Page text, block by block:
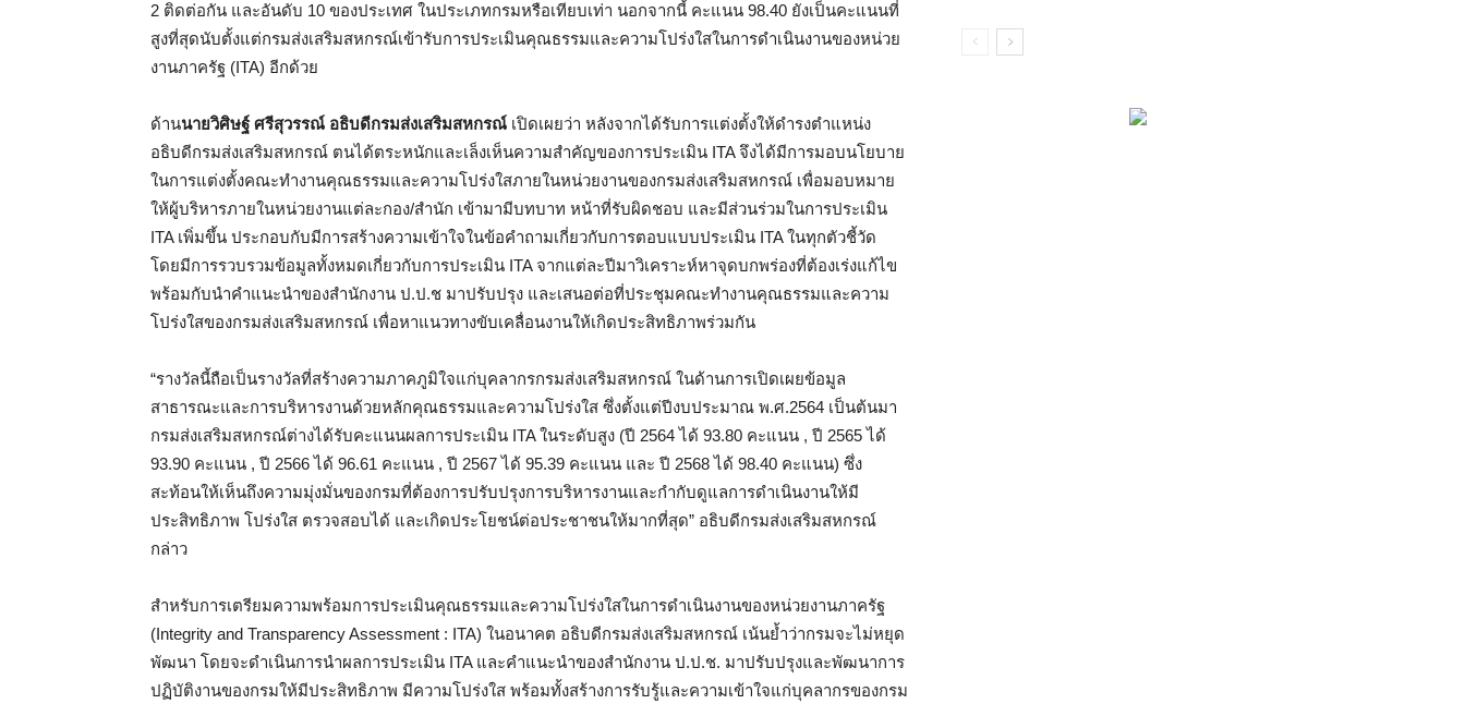
2 ติดต่อกัน และอันดับ 10 ของประเทศ ในประเภทกรมหรือเทียบเท่า นอกจากนี้ คะแนน 98.40 ยังเป็นคะแนนที่
สูงที่สุดนับตั้งแต่กรมส่งเสริมสหกรณ์เข้ารับการประเมินคุณธรรมและความโปร่งใสในการดำเนินงานของหน่วย
งานภาครัฐ (ITA) อีกด้วย
ด้านนายวิศิษฐ์ ศรีสุวรรณ์ อธิบดีกรมส่งเสริมสหกรณ์ เปิดเผยว่า หลังจากได้รับการแต่งตั้งให้ดำรงตำแหน่ง
อธิบดีกรมส่งเสริมสหกรณ์ ตนได้ตระหนักและเล็งเห็นความสำคัญของการประเมิน ITA จึงได้มีการมอบนโยบาย
ในการแต่งตั้งคณะทำงานคุณธรรมและความโปร่งใสภายในหน่วยงานของกรมส่งเสริมสหกรณ์ เพื่อมอบหมาย
ให้ผู้บริหารภายในหน่วยงานแต่ละกอง/สำนัก เข้ามามีบทบาท หน้าที่รับผิดชอบ และมีส่วนร่วมในการประเมิน
ITA เพิ่มขึ้น ประกอบกับมีการสร้างความเข้าใจในข้อคำถามเกี่ยวกับการตอบแบบประเมิน ITA ในทุกตัวชี้วัด
โดยมีการรวบรวมข้อมูลทั้งหมดเกี่ยวกับการประเมิน ITA จากแต่ละปีมาวิเคราะห์หาจุดบกพร่องที่ต้องเร่งแก้ไข
พร้อมกับนำคำแนะนำของสำนักงาน ป.ป.ช มาปรับปรุง และเสนอต่อที่ประชุมคณะทำงานคุณธรรมและความ
โปร่งใสของกรมส่งเสริมสหกรณ์ เพื่อหาแนวทางขับเคลื่อนงานให้เกิดประสิทธิภาพร่วมกัน
“รางวัลนี้ถือเป็นรางวัลที่สร้างความภาคภูมิใจแก่บุคลากรกรมส่งเสริมสหกรณ์ ในด้านการเปิดเผยข้อมูล
สาธารณะและการบริหารงานด้วยหลักคุณธรรมและความโปร่งใส ซึ่งตั้งแต่ปีงบประมาณ พ.ศ.2564 เป็นต้นมา
กรมส่งเสริมสหกรณ์ต่างได้รับคะแนนผลการประเมิน ITA ในระดับสูง (ปี 2564 ได้ 93.80 คะแนน , ปี 2565 ได้
93.90 คะแนน , ปี 2566 ได้ 96.61 คะแนน , ปี 2567 ได้ 95.39 คะแนน และ ปี 2568 ได้ 98.40 คะแนน) ซึ่ง
สะท้อนให้เห็นถึงความมุ่งมั่นของกรมที่ต้องการปรับปรุงการบริหารงานและกำกับดูแลการดำเนินงานให้มี
ประสิทธิภาพ โปร่งใส ตรวจสอบได้ และเกิดประโยชน์ต่อประชาชนให้มากที่สุด” อธิบดีกรมส่งเสริมสหกรณ์
กล่าว
สำหรับการเตรียมความพร้อมการประเมินคุณธรรมและความโปร่งใสในการดำเนินงานของหน่วยงานภาครัฐ
(Integrity and Transparency Assessment : ITA) ในอนาคต อธิบดีกรมส่งเสริมสหกรณ์ เน้นย้ำว่ากรมจะไม่หยุด
พัฒนา โดยจะดำเนินการนำผลการประเมิน ITA และคำแนะนำของสำนักงาน ป.ป.ช. มาปรับปรุงและพัฒนาการ
ปฏิบัติงานของกรมให้มีประสิทธิภาพ มีความโปร่งใส พร้อมทั้งสร้างการรับรู้และความเข้าใจแก่บุคลากรของกรม